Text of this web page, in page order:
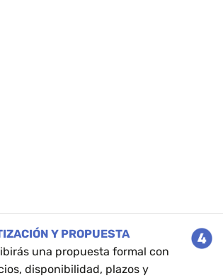
Y PROPUESTA
una propuesta formal con
disponibilidad, plazos y